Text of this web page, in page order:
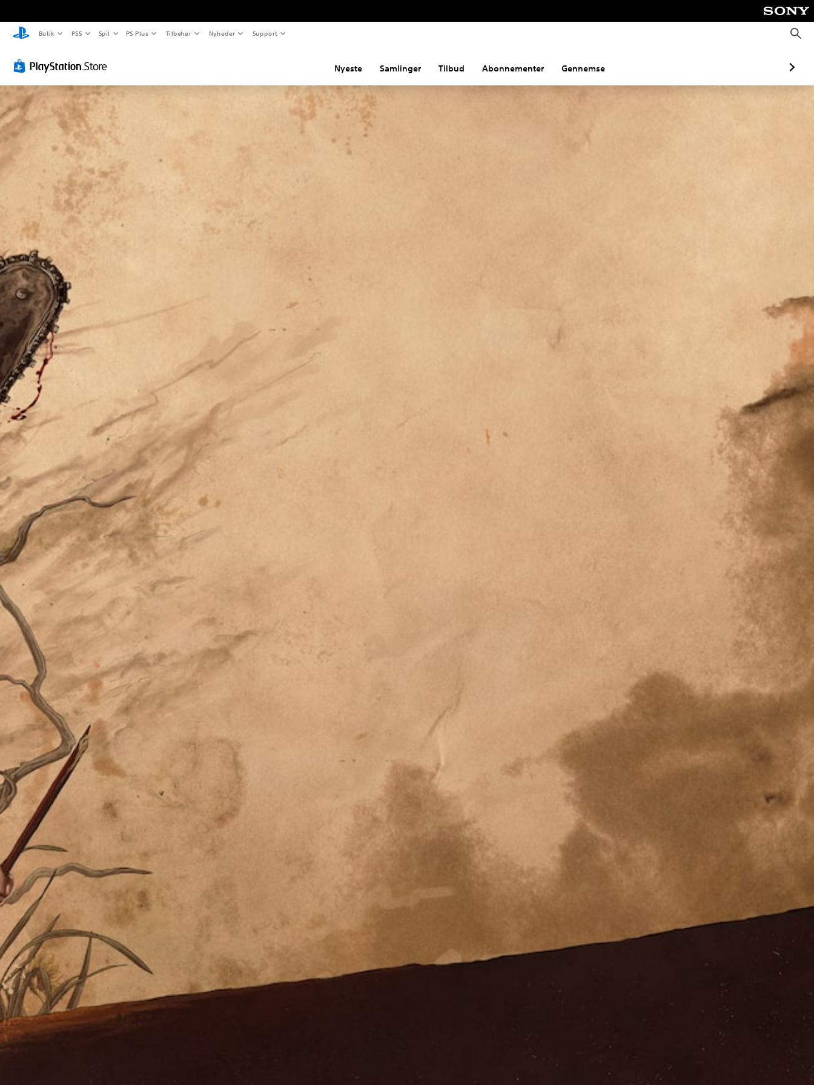
Butik PS5 Spil PS Plus Tilbehør Nyheder Support
S
ø
Nyeste Samlinger Tilbud Abonnementer Gennemse